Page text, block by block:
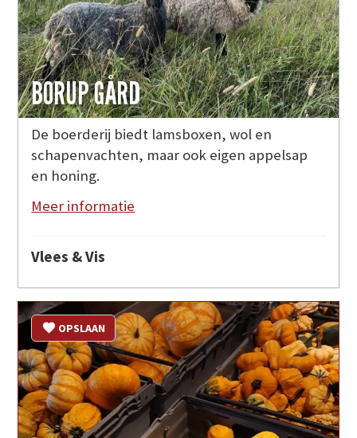
BORUP GÅRD
De boerderij biedt lamsboxen, wol en
schapenvachten, maar ook eigen appelsap
en honing.
Meer informatie
Vlees & Vis
OPSLAAN